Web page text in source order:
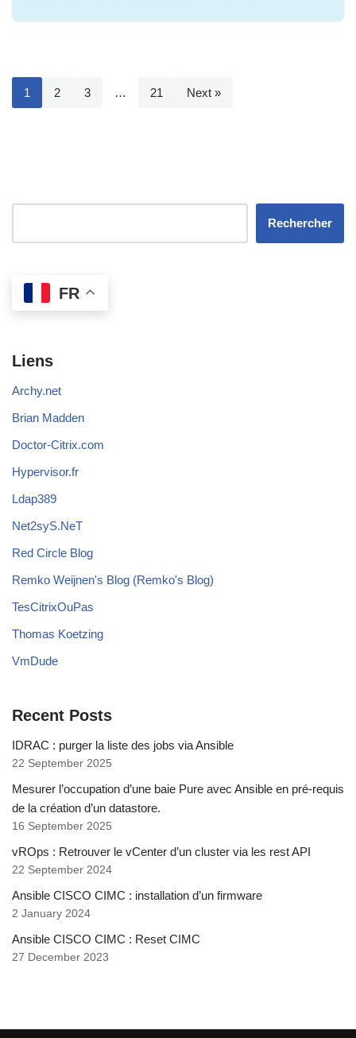
1 2 3 … 21 Next »
Rechercher
FR
Liens
Archy.net
Brian Madden
Doctor-Citrix.com
Hypervisor.fr
Ldap389
Net2syS.NeT
Red Circle Blog
Remko Weijnen's Blog (Remko's Blog)
TesCitrixOuPas
Thomas Koetzing
VmDude
Recent Posts
IDRAC : purger la liste des jobs via Ansible
22 September 2025
Mesurer l’occupation d’une baie Pure avec Ansible en pré-requis
de la création d’un datastore.
16 September 2025
vROps : Retrouver le vCenter d’un cluster via les rest API
22 September 2024
Ansible CISCO CIMC : installation d’un firmware
2 January 2024
Ansible CISCO CIMC : Reset CIMC
27 December 2023